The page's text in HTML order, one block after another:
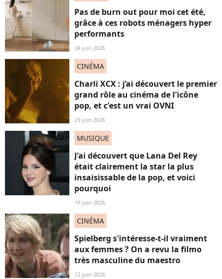
Pas de burn out pour moi cet été,
grâce à ces robots ménagers hyper
performants
24 juin 2026
CINÉMA
Charli XCX : j’ai découvert le premier
grand rôle au cinéma de l'icône
pop, et c'est un vrai OVNI
23 juin 2026
MUSIQUE
J'ai découvert que Lana Del Rey
était clairement la star la plus
insaisissable de la pop, et voici
pourquoi
19 juin 2026
CINÉMA
Spielberg s'intéresse-t-il vraiment
aux femmes ? On a revu la filmo
très masculine du maestro
12 juin 2026